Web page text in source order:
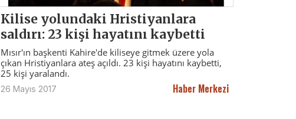
Kilise yolundaki Hristiyanlara
saldırı: 23 kişi hayatını kaybetti
Mısır'ın başkenti Kahire'de kiliseye gitmek üzere yola
çıkan Hristiyanlara ateş açıldı. 23 kişi hayatını kaybetti,
25 kişi yaralandı.
26 Mayıs 2017 Haber Merkezi